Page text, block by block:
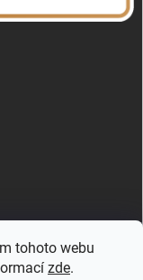
tohoto webu
zde.